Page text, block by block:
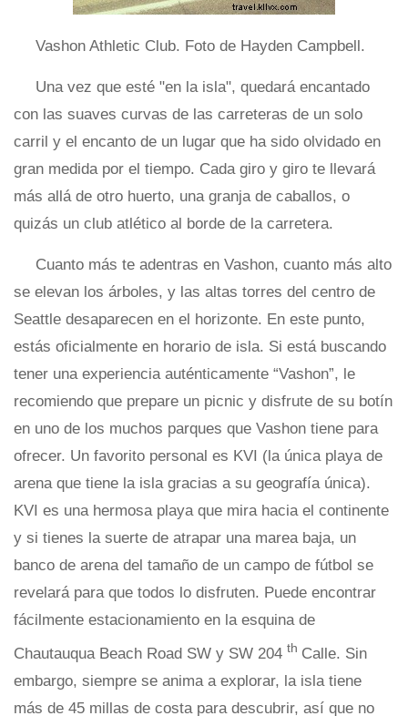
Vashon Athletic Club. Foto de Hayden Campbell.
Una vez que esté "en la isla", quedará encantado
con las suaves curvas de las carreteras de un solo
carril y el encanto de un lugar que ha sido olvidado en
gran medida por el tiempo. Cada giro y giro te llevará
más allá de otro huerto, una granja de caballos, o
quizás un club atlético al borde de la carretera.
Cuanto más te adentras en Vashon, cuanto más alto
se elevan los árboles, y las altas torres del centro de
Seattle desaparecen en el horizonte. En este punto,
estás oficialmente en horario de isla. Si está buscando
tener una experiencia auténticamente “Vashon”, le
recomiendo que prepare un picnic y disfrute de su botín
en uno de los muchos parques que Vashon tiene para
ofrecer. Un favorito personal es KVI (la única playa de
arena que tiene la isla gracias a su geografía única).
KVI es una hermosa playa que mira hacia el continente
y si tienes la suerte de atrapar una marea baja, un
banco de arena del tamaño de un campo de fútbol se
revelará para que todos lo disfruten. Puede encontrar
fácilmente estacionamiento en la esquina de
Chautauqua Beach Road SW y SW 204 th Calle. Sin
embargo, siempre se anima a explorar, la isla tiene
más de 45 millas de costa para descubrir, así que no